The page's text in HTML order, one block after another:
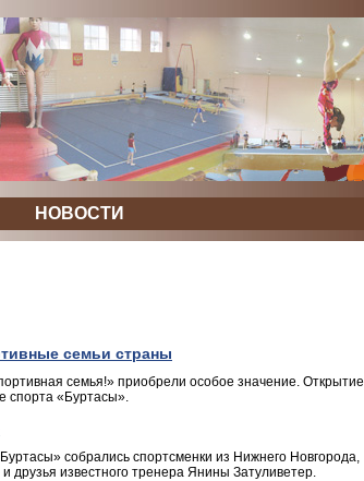
НОВОСТИ
семьи страны
семья!» приобрели особое значение. Открытие
спорта «Буртасы».
собрались спортсменки из Нижнего Новгорода,
друзья известного тренера Янины Затуливетер.